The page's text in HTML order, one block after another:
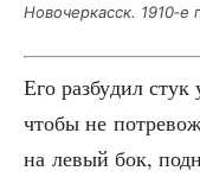
Ново­чер­касск. 1910‑е
Его раз­бу­дил
что­бы не
на левый бок,